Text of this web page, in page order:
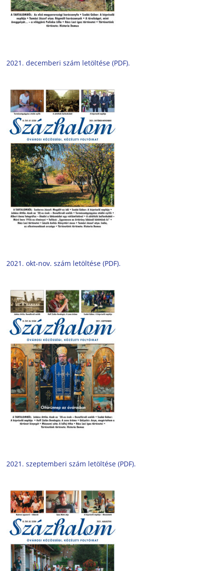
2021. decemberi szám letöltése (PDF).
2021. okt-nov. szám letöltése (PDF).
2021. szeptemberi szám letöltése (PDF).